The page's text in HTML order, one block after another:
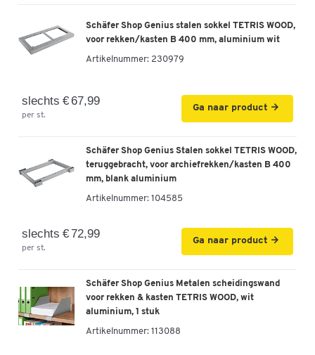
glijders, wit/grafiet
Schäfer Shop Genius combikast TETRIS WOOD, 5
Artikelnummer: 107828
Schäfer Shop Genius combikast TETRIS WOOD, 6
OH, H 2270 mm glas- en draaideuren, hoogte incl.
Artikelnummer: 107829
€ 1.049,00
Schäfer Shop Genius stalen sokkel TETRIS WOOD,
voor rekken/kasten B 400 mm, aluminium wit
Artikelnummer: 230979
slechts € 67,99
per st.
Ga naar product
Schäfer Shop Genius Stalen sokkel TETRIS WOOD,
teruggebracht, voor archiefrekken/kasten B 400
mm, blank aluminium
Artikelnummer: 104585
slechts € 72,99
per st.
Ga naar product
Schäfer Shop Genius Metalen scheidingswand
voor rekken & kasten TETRIS WOOD, wit
aluminium, 1 stuk
Artikelnummer: 113088